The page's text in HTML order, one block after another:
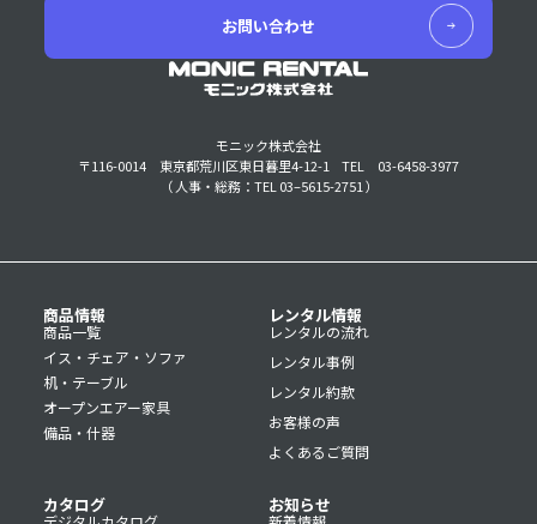
モニック株式会社
〒116-0014 東京都荒川区東日暮里4-12-1
TEL 03-6458-3977
（ 人事・総務：TEL 03–5615-2751 ）
お問い合わせ
商品情報
商品一覧
イス・チェア・ソファ
机・テーブル
オープンエアー家具
備品・什器
レンタル情報
レンタルの流れ
レンタル事例
レンタル約款
お客様の声
よくあるご質問
カタログ お知らせ